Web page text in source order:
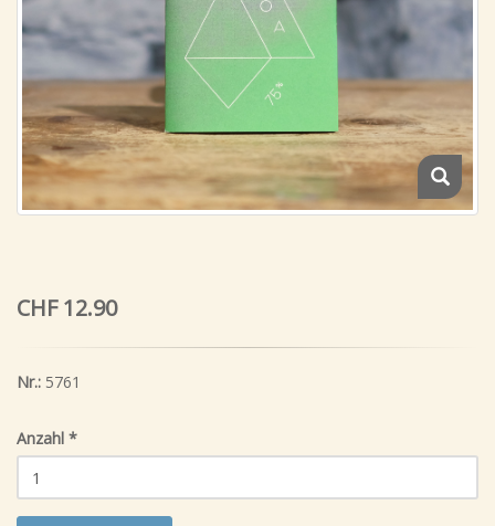
CHF 12.90
Nr.: 5761
Anzahl *